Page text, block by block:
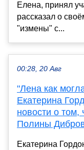
Елена, принял
рассказал о
"измены" с...
00:28, 20 Авг
"Лена как
Екатерина
новости о том,
Полины
Екатерина